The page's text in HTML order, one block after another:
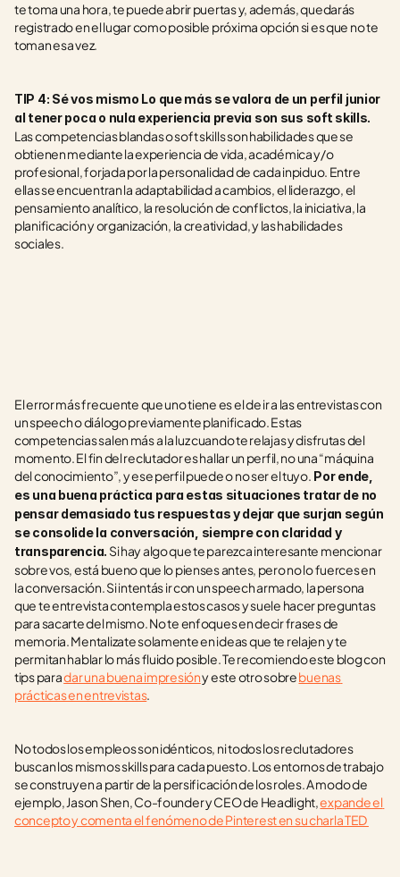
te toma una hora, te puede abrir puertas y, además, quedarás
registrado en el lugar como posible próxima opción si es que no te
toman esa vez.
TIP 4: Sé vos mismo Lo que más se valora de un perfil junior
al tener poca o nula experiencia previa son sus soft skills.
Las competencias blandas o soft skills son habilidades que se
obtienen mediante la experiencia de vida, académica y/o
profesional, forjada por la personalidad de cada inpiduo. Entre
ellas se encuentran la adaptabilidad a cambios, el liderazgo, el
pensamiento analítico, la resolución de conflictos, la iniciativa, la
planificación y organización, la creatividad, y las habilidades
sociales.
El error más frecuente que uno tiene es el de ir a las entrevistas con
un speech o diálogo previamente planificado. Estas
competencias salen más a la luz cuando te relajas y disfrutas del
momento. El fin del reclutador es hallar un perfil, no una “máquina
del conocimiento”, y ese perfil puede o no ser el tuyo. Por ende,
es una buena práctica para estas situaciones tratar de no
pensar demasiado tus respuestas y dejar que surjan según
se consolide la conversación, siempre con claridad y
transparencia. Si hay algo que te parezca interesante mencionar
sobre vos, está bueno que lo pienses antes, pero no lo fuerces en
la conversación. Si intentás ir con un speech armado, la persona
que te entrevista contempla estos casos y suele hacer preguntas
para sacarte del mismo. No te enfoques en decir frases de
memoria. Mentalizate solamente en ideas que te relajen y te
permitan hablar lo más fluido posible. Te recomiendo este blog con
tips para dar una buena impresión y este otro sobre buenas
prácticas en entrevistas.
No todos los empleos son idénticos, ni todos los reclutadores
buscan los mismos skills para cada puesto. Los entornos de trabajo
se construyen a partir de la persificación de los roles. A modo de
ejemplo, Jason Shen, Co-founder y CEO de Headlight, expande el
concepto y comenta el fenómeno de Pinterest en su charla TED